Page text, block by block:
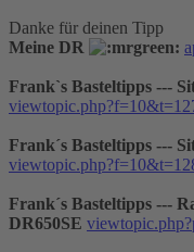
Danke für deinen Tipp
Meine DR
Frank`s Basteltipps ---
Frank´s Basteltipps ---
Frank´s Basteltipps ---
DR650SE